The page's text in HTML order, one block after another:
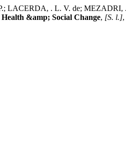
. L. V. de; MEZADRI, .
&amp; Social Change, [S. l.]